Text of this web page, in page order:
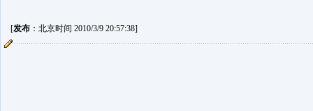
[发布：北京时间 2010/3/9 20:57:38]